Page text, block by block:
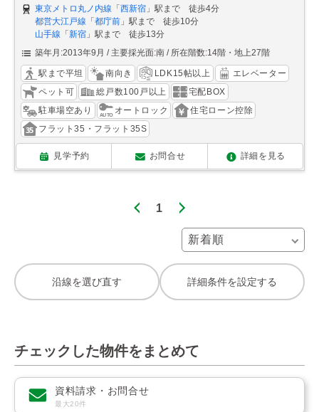
東京メトロ丸ノ内線 「 西新宿 」駅まで 徒歩4分
都営大江戸線 「 都庁前 」駅まで 徒歩10分
山手線 「 新宿 」駅まで 徒歩13分
築年月:2013年9月
主要採光面:南 所在階数:14階・地上27階
駅まで平坦 南向き LDK15帖以上
エレベーター
ペット可
総戸数100戸以上
宅配BOX
駐車場空あり
オートロック
住宅ローン控除
フラット35・フラット35S
見学予約 お問合せ 詳細を見る
1
沿線を選び直す 詳細条件を設定する
チェックした物件をまとめて
資料請求・お問合せ
最大20件